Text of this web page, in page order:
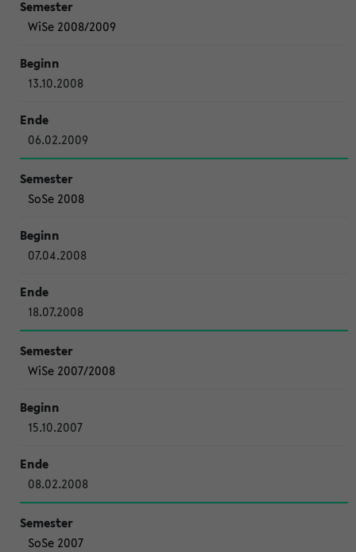
WiSe 2008/2009
13.10.2008
06.02.2009
SoSe 2008
07.04.2008
18.07.2008
WiSe 2007/2008
15.10.2007
08.02.2008
SoSe 2007